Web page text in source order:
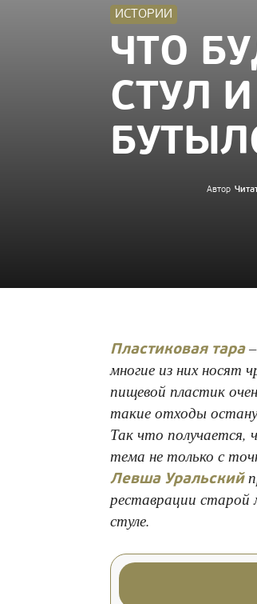
ИСТОРИИ
ЧТО
СТУЛ
Автор
Пластиковая тара–
многие из них носят
пищевой пластик
такие отходы
Так что получается,
тема не только с
Левша Уральский
реставрации старой
стуле.